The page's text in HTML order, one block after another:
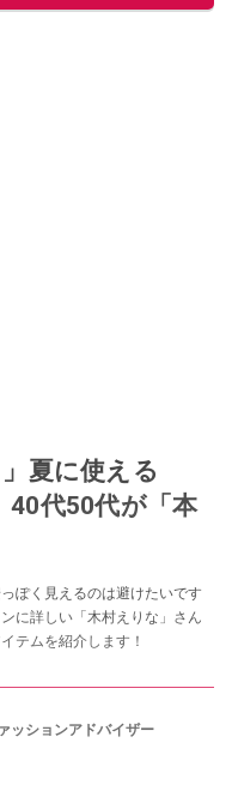
夏に使える
代50代が「本
ぽく見えるのは避けたいです
に詳しい「木村えりな」さん
テムを紹介します！
ッションアドバイザー